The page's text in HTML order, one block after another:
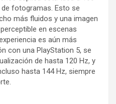
fotogramas. Esto se
más fluidos y una imagen
en escenas
es aún más
con una PlayStation 5, se
de hasta 120 Hz, y
hasta 144 Hz, siempre